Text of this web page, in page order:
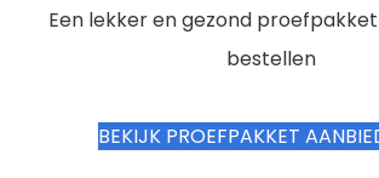
Een lekker en gezond
bestellen
BEKIJK PROEFPAKKET